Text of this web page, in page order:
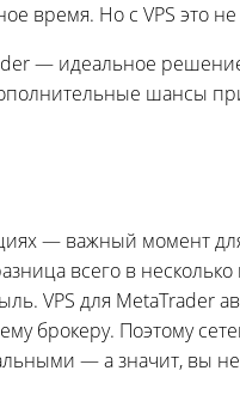
время. Но с VPS это
— идеальное
шансы
— важный момент
всего в
VPS для MetaTrader
брокеру. Поэтому
— а значит, вы